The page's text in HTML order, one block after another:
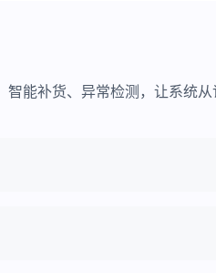
智能补货、异常检测，让系统从